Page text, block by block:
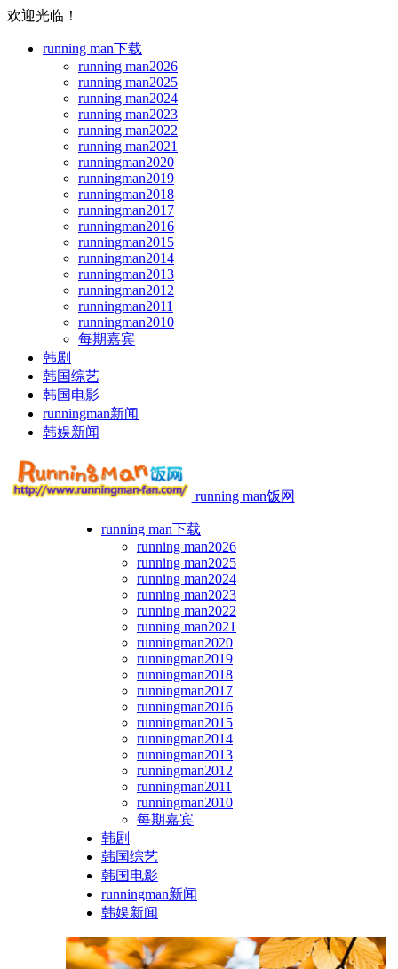
欢迎光临！
running man下载
running man2026
running man2025
running man2024
running man2023
running man2022
running man2021
runningman2020
runningman2019
runningman2018
runningman2017
runningman2016
runningman2015
runningman2014
runningman2013
runningman2012
runningman2011
runningman2010
每期嘉宾
韩剧
韩国综艺
韩国电影
runningman新闻
韩娱新闻
running man饭网
running man下载
running man2026
running man2025
running man2024
running man2023
running man2022
running man2021
runningman2020
runningman2019
runningman2018
runningman2017
runningman2016
runningman2015
runningman2014
runningman2013
runningman2012
runningman2011
runningman2010
每期嘉宾
韩剧
韩国综艺
韩国电影
runningman新闻
韩娱新闻